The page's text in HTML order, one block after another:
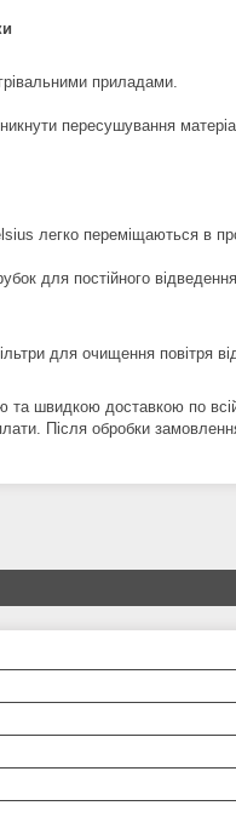
приладами.
пересушування
легко переміщаються в
для постійного
для очищення повітря
та швидкою доставкою по
Після обробки